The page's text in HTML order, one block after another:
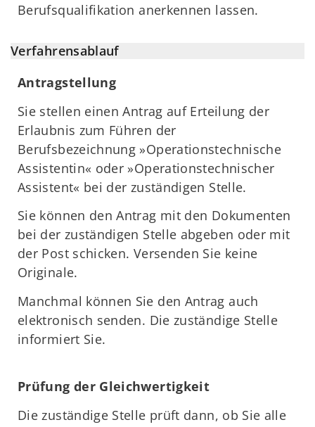
Berufsqualifikation anerkennen lassen.
Verfahrensablauf
Antragstellung
Sie stellen einen Antrag auf Erteilung der
Erlaubnis zum Führen der
Berufsbezeichnung »Operationstechnische
Assistentin« oder »Operationstechnischer
Assistent« bei der zuständigen Stelle.
Sie können den Antrag mit den Dokumenten
bei der zuständigen Stelle abgeben oder mit
der Post schicken. Versenden Sie keine
Originale.
Manchmal können Sie den Antrag auch
elektronisch senden. Die zuständige Stelle
informiert Sie.
Prüfung der Gleichwertigkeit
Die zuständige Stelle prüft dann, ob Sie alle